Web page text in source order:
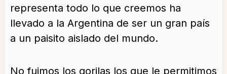
representa todo lo que creemos ha
llevado a la Argentina de ser un gran país
a un paisito aislado del mundo.
No fuimos los gorilas los que le permitimos